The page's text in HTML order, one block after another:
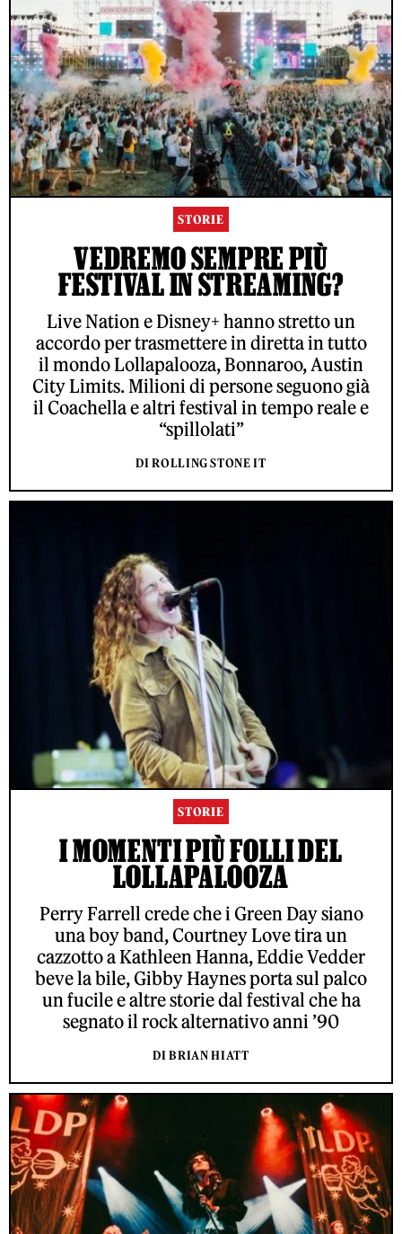
STORIE
VEDREMO SEMPRE PIÙ
FESTIVAL IN STREAMING?
Live Nation e Disney+ hanno stretto un
accordo per trasmettere in diretta in tutto
il mondo Lollapalooza, Bonnaroo, Austin
City Limits. Milioni di persone seguono già
il Coachella e altri festival in tempo reale e
“spillolati”
DI ROLLING STONE IT
STORIE
I MOMENTI PIÙ FOLLI DEL
LOLLAPALOOZA
Perry Farrell crede che i Green Day siano
una boy band, Courtney Love tira un
cazzotto a Kathleen Hanna, Eddie Vedder
beve la bile, Gibby Haynes porta sul palco
un fucile e altre storie dal festival che ha
segnato il rock alternativo anni ’90
DI BRIAN HIATT